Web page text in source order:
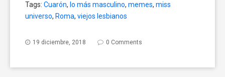
Twitter
(Opens
in
Facebook
(Opens
in
Google+
(Opens
in
Tags: Cuarón, lo más masculino, memes, miss
universo, Roma, viejos lesbianos
19 diciembre, 2018 0 Comments